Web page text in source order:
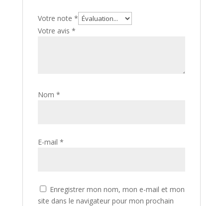
Votre note *
Votre avis *
Nom *
E-mail *
Enregistrer mon nom, mon e-mail et mon
site dans le navigateur pour mon prochain